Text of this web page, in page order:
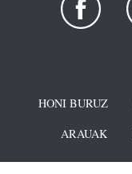
HONI BURUZ
ARAUAK